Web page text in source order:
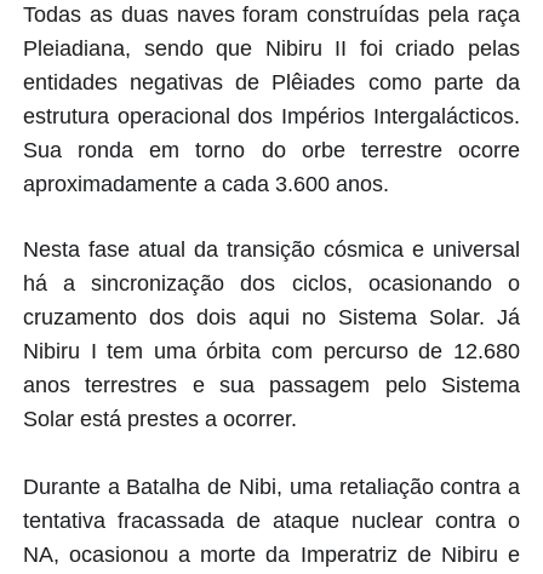
Todas as duas naves foram construídas pela raça
Pleiadiana, sendo que Nibiru II foi criado pelas
entidades negativas de Plêiades como parte da
estrutura operacional dos Impérios Intergalácticos.
Sua ronda em torno do orbe terrestre ocorre
aproximadamente a cada 3.600 anos.
Nesta fase atual da transição cósmica e universal
há a sincronização dos ciclos, ocasionando o
cruzamento dos dois aqui no Sistema Solar. Já
Nibiru I tem uma órbita com percurso de 12.680
anos terrestres e sua passagem pelo Sistema
Solar está prestes a ocorrer.
Durante a Batalha de Nibi, uma retaliação contra a
tentativa fracassada de ataque nuclear contra o
NA, ocasionou a morte da Imperatriz de Nibiru e